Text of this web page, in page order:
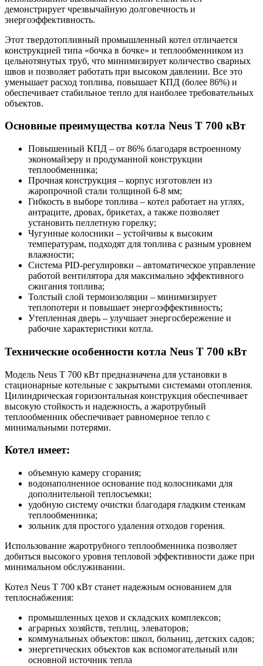
демонстрирует чрезвычайную долговечность и
энергоэффективность.
Этот твердотопливный промышленный котел отличается
конструкцией типа «бочка в бочке» и теплообменником из
цельнотянутых труб, что минимизирует количество сварных
швов и позволяет работать при высоком давлении. Все это
уменьшает расход топлива, повышает КПД (более 86%) и
обеспечивает стабильное тепло для наиболее требовательных
объектов.
Основные преимущества котла Neus T 700 кВт
Повышенный КПД – от 86% благодаря встроенному
экономайзеру и продуманной конструкции
теплообменника;
Прочная конструкция – корпус изготовлен из
жаропрочной стали толщиной 6-8 мм;
Гибкость в выборе топлива – котел работает на углях,
антраците, дровах, брикетах, а также позволяет
установить пеллетную горелку;
Чугунные колосники – устойчивы к высоким
температурам, подходят для топлива с разным уровнем
влажности;
Система PID-регулировки – автоматическое управление
работой вентилятора для максимально эффективного
сжигания топлива;
Толстый слой термоизоляции – минимизирует
теплопотери и повышает энергоэффективность;
Утепленная дверь – улучшает энергосбережение и
рабочие характеристики котла.
Технические особенности котла Neus T 700 кВт
Модель Neus T 700 кВт предназначена для установки в
стационарные котельные с закрытыми системами отопления.
Цилиндрическая горизонтальная конструкция обеспечивает
высокую стойкость и надежность, а жаротрубный
теплообменник обеспечивает равномерное тепло с
минимальными потерями.
Котел имеет:
объемную камеру сгорания;
водонаполненное основание под колосниками для
дополнительной теплосъемки;
удобную систему очистки благодаря гладким стенкам
теплообменника;
зольник для простого удаления отходов горения.
Использование жаротрубного теплообменника позволяет
добиться высокого уровня тепловой эффективности даже при
минимальном обслуживании.
Котел Neus T 700 кВт станет надежным основанием для
теплоснабжения:
промышленных цехов и складских комплексов;
аграрных хозяйств, теплиц, элеваторов;
коммунальных объектов: школ, больниц, детских садов;
энергетических объектов как вспомогательный или
основной источник тепла